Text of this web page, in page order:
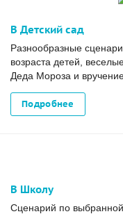
В Детский сад
Разнообразные
возраста детей,
Деда Мороза и
Подробнее
В Школу
Сценарий по